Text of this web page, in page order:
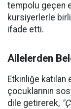
tempolu geçen
kursiyerlerle
ifade etti.
Ailelerden
Etkinliğe katılan
çocuklarının
dile getirerek,